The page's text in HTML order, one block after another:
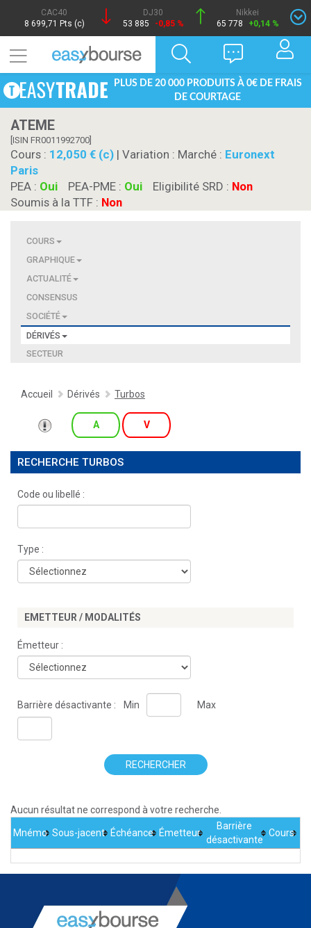
CAC40
8 699,71 Pts (c)
DJ30
53 885
-0,85 %
Nikkei
65 778
+0,14 %
PLUS DE 20 000 PRODUITS À 0€ DE FRAIS
DE COURTAGE
ATEME
[ISIN FR0011992700]
Cours : 12,050 € (c) | Variation : Marché : Euronext
Paris
PEA : Oui PEA-PME : Oui Eligibilité SRD : Non
Soumis à la TTF : Non
COURS
GRAPHIQUE
ACTUALITÉ
CONSENSUS
SOCIÉTÉ
DÉRIVÉS
SECTEUR
Accueil Dérivés Turbos
A V
RECHERCHE TURBOS
Code ou libellé :
Type :
EMETTEUR / MODALITÉS
Émetteur :
Barrière désactivante : Min Max
RECHERCHER
Aucun résultat ne correspond à votre recherche.
Mnémo Sous-jacent Échéance Émetteur
Barrière
désactivante
Cours